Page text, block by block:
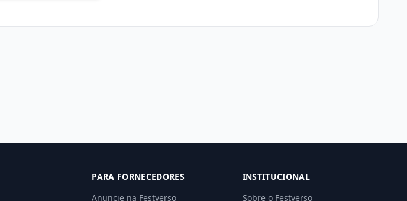
PARA FORNECEDORES
Anuncie na Festverso
INSTITUCIONAL
Sobre o Festverso